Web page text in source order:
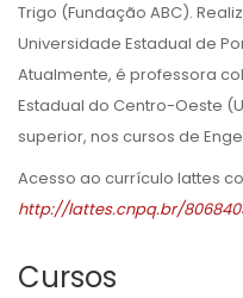
Trigo (Fundação ABC).
Universidade Estadual de
Atualmente, é professora
Estadual do Centro-Oeste
superior, nos cursos de
Acesso ao currículo lattes
http://lattes.cnpq.br/
Cursos